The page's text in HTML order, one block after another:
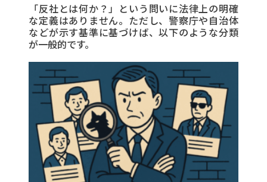
「反社とは何か？」という問いに法律上の明確
な定義はありません。ただし、警察庁や自治体
などが示す基準に基づけば、以下のような分類
が一般的です。